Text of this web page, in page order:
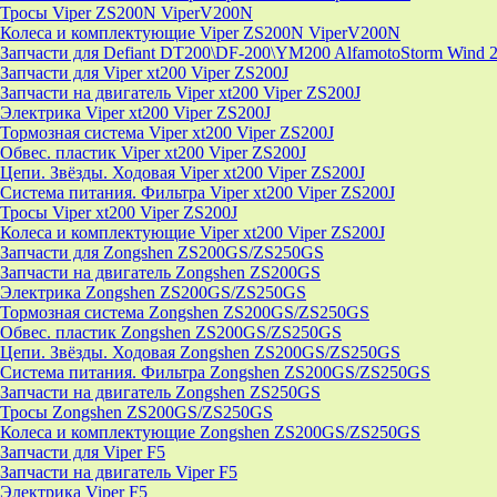
Тросы Viper ZS200N ViperV200N
Колеса и комплектующие Viper ZS200N ViperV200N
Запчасти для Defiant DT200\DF-200\YM200 AlfamotoStorm Wind
Запчасти для Viper xt200 Viper ZS200J
Запчасти на двигатель Viper xt200 Viper ZS200J
Электрика Viper xt200 Viper ZS200J
Тормозная система Viper xt200 Viper ZS200J
Обвес. пластик Viper xt200 Viper ZS200J
Цепи. Звёзды. Ходовая Viper xt200 Viper ZS200J
Система питания. Фильтра Viper xt200 Viper ZS200J
Тросы Viper xt200 Viper ZS200J
Колеса и комплектующие Viper xt200 Viper ZS200J
Запчасти для Zongshen ZS200GS/ZS250GS
Запчасти на двигатель Zongshen ZS200GS
Электрика Zongshen ZS200GS/ZS250GS
Тормозная система Zongshen ZS200GS/ZS250GS
Обвес. пластик Zongshen ZS200GS/ZS250GS
Цепи. Звёзды. Ходовая Zongshen ZS200GS/ZS250GS
Система питания. Фильтра Zongshen ZS200GS/ZS250GS
Запчасти на двигатель Zongshen ZS250GS
Тросы Zongshen ZS200GS/ZS250GS
Колеса и комплектующие Zongshen ZS200GS/ZS250GS
Запчасти для Viper F5
Запчасти на двигатель Viper F5
Электрика Viper F5